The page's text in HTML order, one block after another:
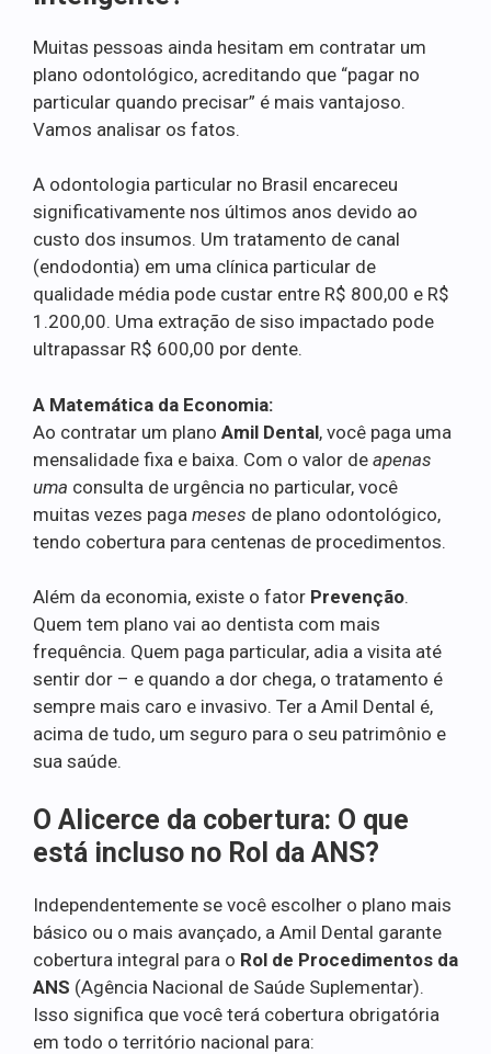
Muitas pessoas ainda hesitam em contratar um
plano odontológico, acreditando que “pagar no
particular quando precisar” é mais vantajoso.
Vamos analisar os fatos.
A odontologia particular no Brasil encareceu
significativamente nos últimos anos devido ao
custo dos insumos. Um tratamento de canal
(endodontia) em uma clínica particular de
qualidade média pode custar entre R$ 800,00 e R$
1.200,00. Uma extração de siso impactado pode
ultrapassar R$ 600,00 por dente.
A Matemática da Economia:
Ao contratar um plano Amil Dental, você paga uma
mensalidade fixa e baixa. Com o valor de apenas
uma consulta de urgência no particular, você
muitas vezes paga meses de plano odontológico,
tendo cobertura para centenas de procedimentos.
Além da economia, existe o fator Prevenção.
Quem tem plano vai ao dentista com mais
frequência. Quem paga particular, adia a visita até
sentir dor – e quando a dor chega, o tratamento é
sempre mais caro e invasivo. Ter a Amil Dental é,
acima de tudo, um seguro para o seu patrimônio e
sua saúde.
O Alicerce da cobertura: O que
está incluso no Rol da ANS?
Independentemente se você escolher o plano mais
básico ou o mais avançado, a Amil Dental garante
cobertura integral para o Rol de Procedimentos da
ANS (Agência Nacional de Saúde Suplementar).
Isso significa que você terá cobertura obrigatória
em todo o território nacional para: